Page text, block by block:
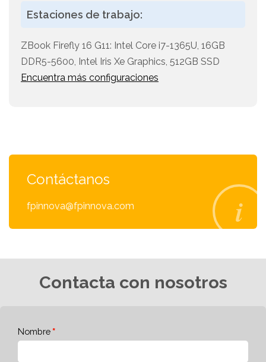
Estaciones de trabajo:
ZBook Firefly 16 G11: Intel Core i7-1365U, 16GB
DDR5-5600, Intel Iris Xe Graphics, 512GB SSD
Encuentra más configuraciones
Contáctanos
fpinnova@fpinnova.com
Contacta con nosotros
Nombre